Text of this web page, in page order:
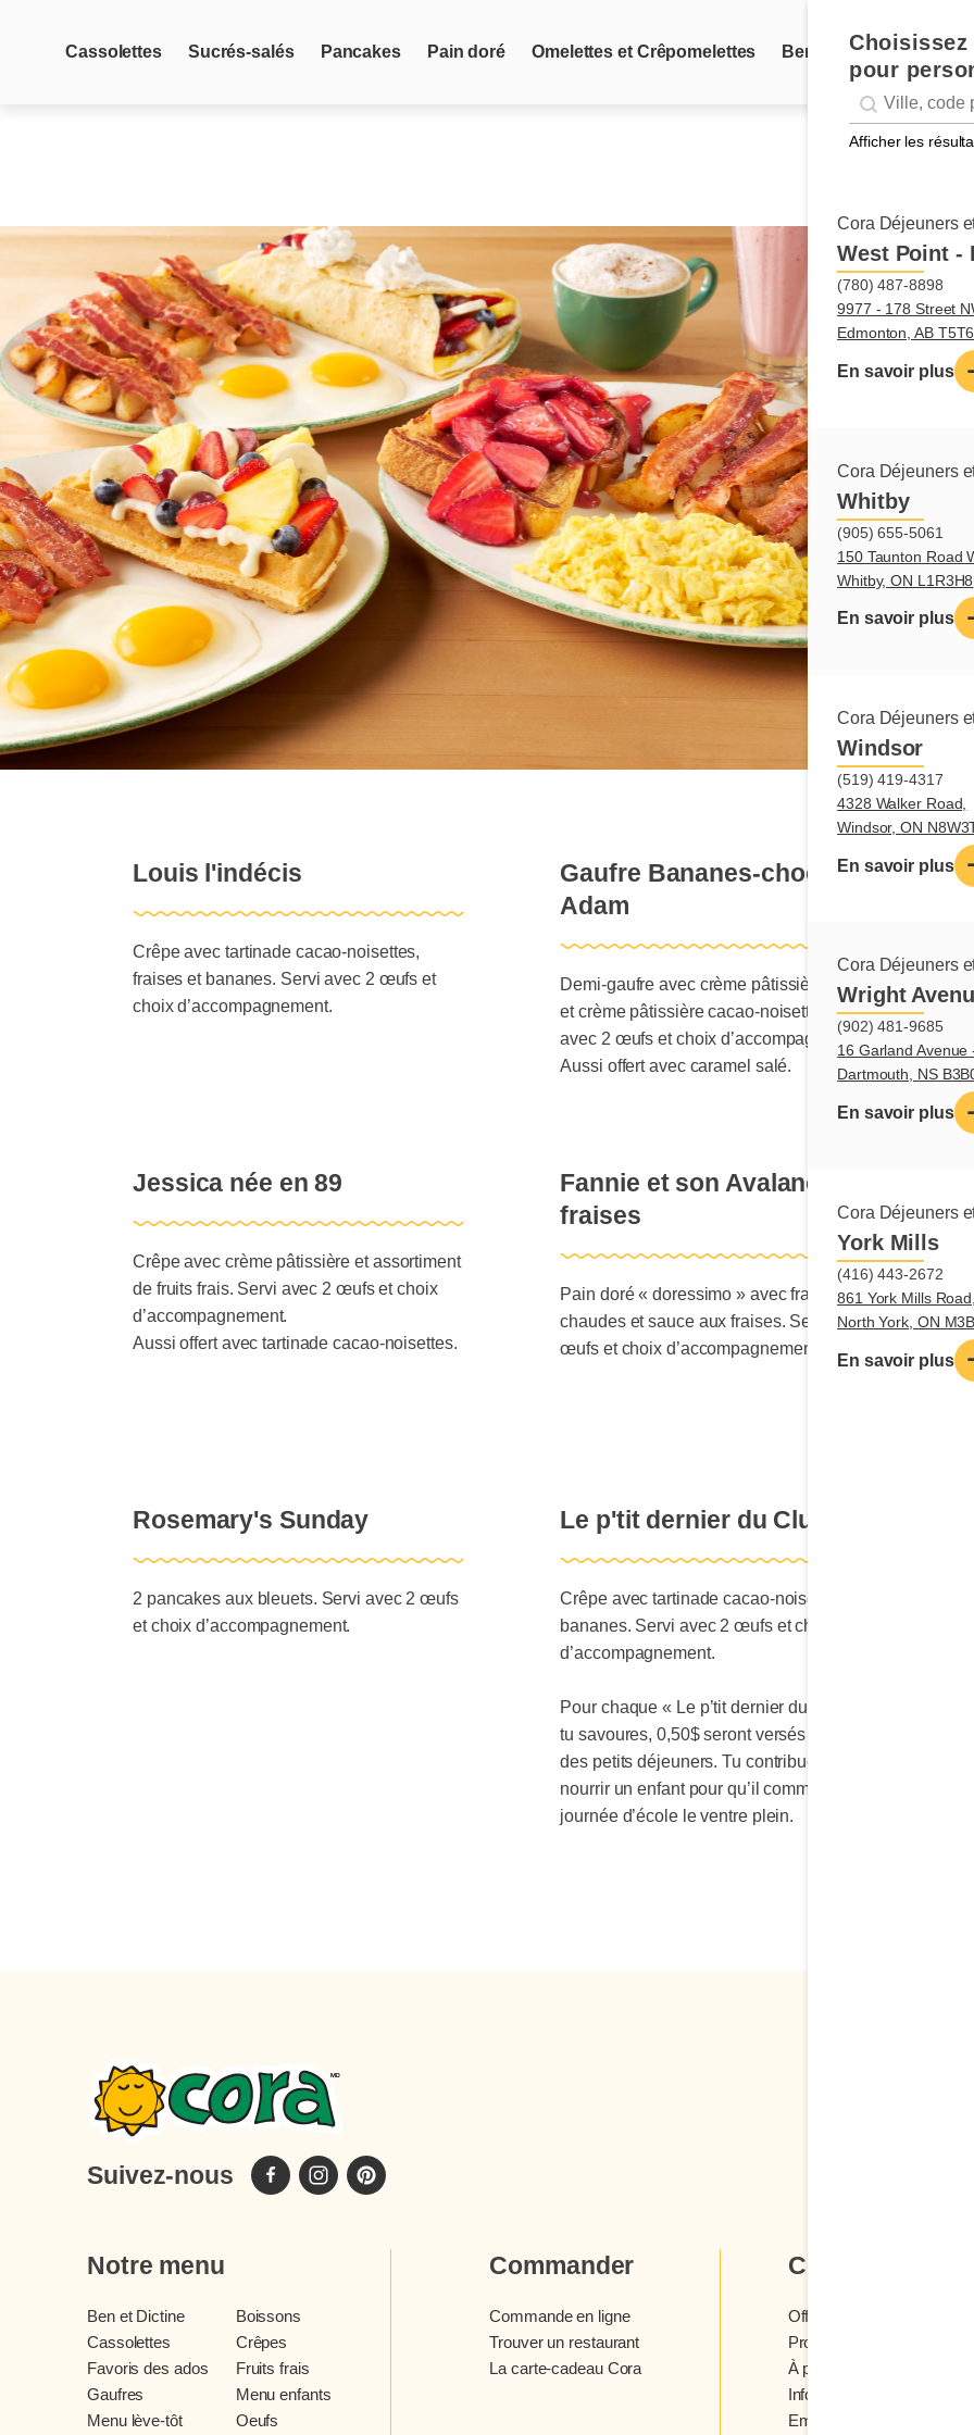
pour
Geolocation
Géolocalisation
Afficher les
Cora Déjeuners
West Point -
(780) 487-8898
9977 - 178 Street
Edmonton, AB
En savoir plus
Cora Déjeuners
Whitby
(905) 655-5061
150 Taunton Road
Whitby, ON L1R3H8
En savoir plus
Cora Déjeuners
Windsor
(519) 419-4317
4328 Walker Road,
Windsor, ON
En savoir plus
Cora Déjeuners
Wright
(902) 481-9685
16 Garland Avenue
Dartmouth, NS
En savoir plus
Cora Déjeuners
York Mills
(416) 443-2672
861 York Mills
North York, ON
En savoir plus
Cassolettes Sucrés-salés Pancakes Pain doré Omelettes et Crêpomelettes Ben et Dictine Oeufs
Louis l'indécis
Crêpe avec tartinade cacao-noisettes,
fraises et bananes. Servi avec 2 œufs et
choix d’accompagnement.
Gaufre Bananes-choco pour
Adam
Demi-gaufre avec crème pâtissière, bananes
et crème pâtissière cacao-noisettes. Servi
avec 2 œufs et choix d’accompagnement.
Aussi offert avec caramel salé.
Jessica née en 89
Crêpe avec crème pâtissière et assortiment
de fruits frais. Servi avec 2 œufs et choix
d’accompagnement.
Aussi offert avec tartinade cacao-noisettes.
Fannie et son Avalanche de
fraises
Pain doré « doressimo » avec fraises
chaudes et sauce aux fraises. Servi avec 2
œufs et choix d’accompagnement.
Rosemary's Sunday
2 pancakes aux bleuets. Servi avec 2 œufs
et choix d’accompagnement.
Le p'tit dernier du Club
Crêpe avec tartinade cacao-noisettes et
bananes. Servi avec 2 œufs et choix
d’accompagnement.
Pour chaque « Le p’tit dernier du Club » que
tu savoures, 0,50$ seront versés au Club
des petits déjeuners. Tu contribues ainsi à
nourrir un enfant pour qu’il commence sa
journée d’école le ventre plein.
Suivez-nous
Notre menu
Ben et Dictine
Boissons
Cassolettes
Crêpes
Favoris des ados
Fruits frais
Gaufres
Menu enfants
Menu lève-tôt
Oeufs
Commander
Commande en ligne
Trouver un restaurant
La carte-cadeau Cora
Cora
Offres et concours
Programme fidélité Cora
À propos des restaurants
Infolettre Cora
Emplois